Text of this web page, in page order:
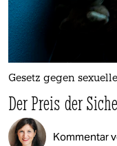
Gesetz gegen
Der Preis der
Kommentar